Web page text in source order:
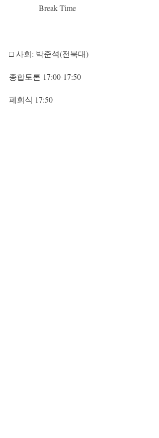
               Break Time
□ 사회: 박준석(전북대)
종합토론 17:00-17:50
폐회식 17:50